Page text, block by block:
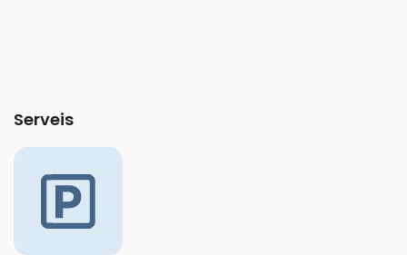
Serveis